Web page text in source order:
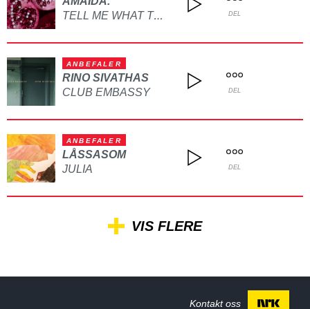
TELL ME WHAT TO DO DEL
ANBEFALER
RINO SIVATHAS
CLUB EMBASSY
DEL
ANBEFALER
LÅSSASOM
JULIA
DEL
VIS FLERE
Kontakt oss